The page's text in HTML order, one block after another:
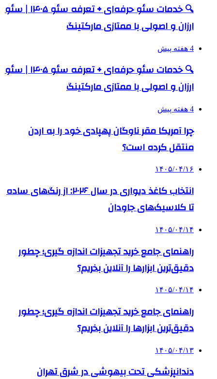
🔍 خدمات سئو حرفه‌ای + تعرفه سئو ۱۴۰۵ | سئو
ارزان و اصولی با ممتازی مارکتینگ
4 هفته پیش
🔍 خدمات سئو حرفه‌ای + تعرفه سئو ۱۴۰۵ | سئو
ارزان و اصولی با ممتازی مارکتینگ
4 هفته پیش
چرا آمریکا مقر ناوگان پهپادی خود را به اردن
منتقل کرده است؟
۱۴۰۵/۰۴/۱۶
انتخاب کاغذ دیواری در سال ۲۰۲۶: از رنگ‌های ساده
تا کلاسیک‌های جاودان
۱۴۰۵/۰۴/۱۴
راهنمای جامع خرید تجهیزات اندازه گیری؛ چطور
دقیق‌ترین ابزارها را آنلاین بخریم؟
۱۴۰۵/۰۴/۱۴
راهنمای جامع خرید تجهیزات اندازه گیری؛ چطور
دقیق‌ترین ابزارها را آنلاین بخریم؟
۱۴۰۵/۰۴/۱۳
دندانپزشکی تحت بیهوشی در شرق تهران